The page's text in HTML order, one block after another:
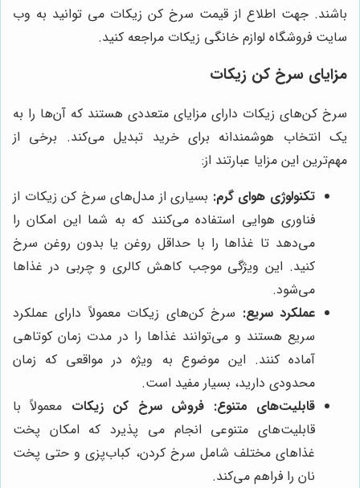
باشند. جهت اطلاع از قیمت سرخ کن زیکات می توانید به وب
سایت فروشگاه لوازم خانگی زیکات مراجعه کنید.
مزایای سرخ کن زیکات
سرخ کن‌های زیکات دارای مزایای متعددی هستند که آن‌ها را به
یک انتخاب هوشمندانه برای خرید تبدیل می‌کند. برخی از
مهم‌ترین این مزایا عبارتند از:
تکنولوژی هوای گرم: بسیاری از مدل‌های سرخ کن زیکات از
فناوری هوایی استفاده می‌کنند که به شما این امکان را
می‌دهد تا غذاها را با حداقل روغن یا بدون روغن سرخ
کنید. این ویژگی موجب کاهش کالری و چربی در غذاها
می‌شود.
عملکرد سریع: سرخ کن‌های زیکات معمولاً دارای عملکرد
سریع هستند و می‌توانند غذاها را در مدت زمان کوتاهی
آماده کنند. این موضوع به ویژه در مواقعی که زمان
محدودی دارید، بسیار مفید است.
قابلیت‌های متنوع: فروش سرخ کن زیکات معمولاً با
قابلیت‌های متنوعی انجام می پذیرد که امکان پخت
غذاهای مختلف شامل سرخ کردن، کباب‌پزی و حتی پخت
نان را فراهم می‌کند.